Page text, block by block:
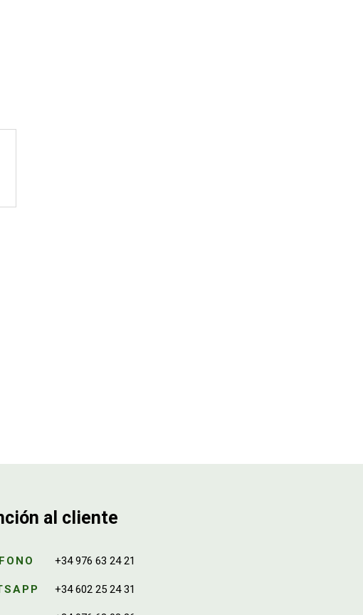
al cliente
+34 976 63 24 21
+34 602 25 24 31